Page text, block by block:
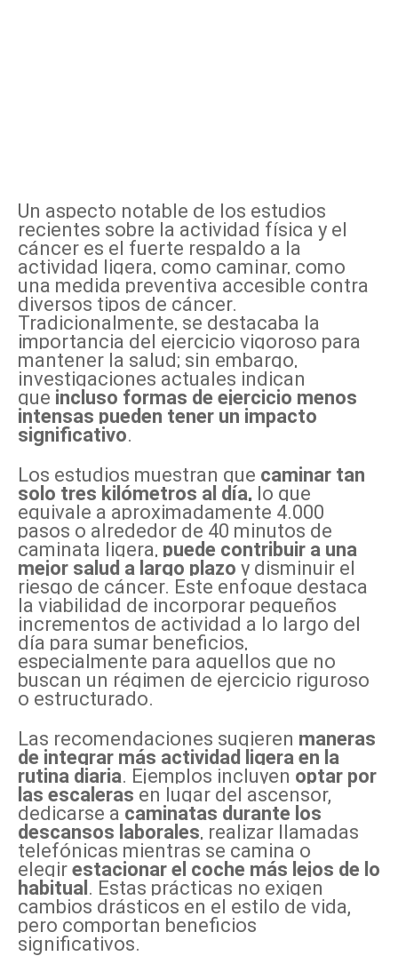
Un aspecto notable de los estudios
recientes sobre la actividad física y el
cáncer es el fuerte respaldo a la
actividad ligera, como caminar, como
una medida preventiva accesible contra
diversos tipos de cáncer.
Tradicionalmente, se destacaba la
importancia del ejercicio vigoroso para
mantener la salud; sin embargo,
investigaciones actuales indican
que incluso formas de ejercicio menos
intensas pueden tener un impacto
significativo.
Los estudios muestran que caminar tan
solo tres kilómetros al día, lo que
equivale a aproximadamente 4.000
pasos o alrededor de 40 minutos de
caminata ligera, puede contribuir a una
mejor salud a largo plazo y disminuir el
riesgo de cáncer. Este enfoque destaca
la viabilidad de incorporar pequeños
incrementos de actividad a lo largo del
día para sumar beneficios,
especialmente para aquellos que no
buscan un régimen de ejercicio riguroso
o estructurado.
Las recomendaciones sugieren maneras
de integrar más actividad ligera en la
rutina diaria. Ejemplos incluyen optar por
las escaleras en lugar del ascensor,
dedicarse a caminatas durante los
descansos laborales, realizar llamadas
telefónicas mientras se camina o
elegir estacionar el coche más lejos de lo
habitual . Estas prácticas no exigen
cambios drásticos en el estilo de vida,
pero comportan beneficios
significativos.